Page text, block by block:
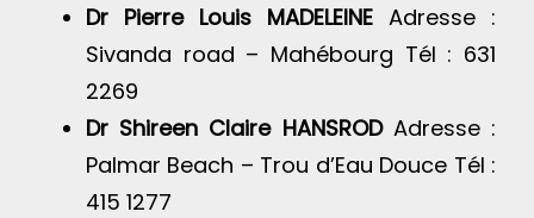
Dr Pierre Louis MADELEINE Adresse :
Sivanda road – Mahébourg Tél : 631
2269
Dr Shireen Claire HANSRODAdresse :
Palmar Beach – Trou d’Eau Douce Tél :
415 1277